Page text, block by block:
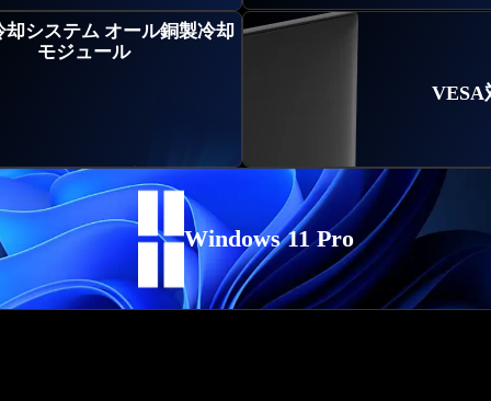
却システム オール銅製冷却
モジュール
VESA
Windows 11 Pro